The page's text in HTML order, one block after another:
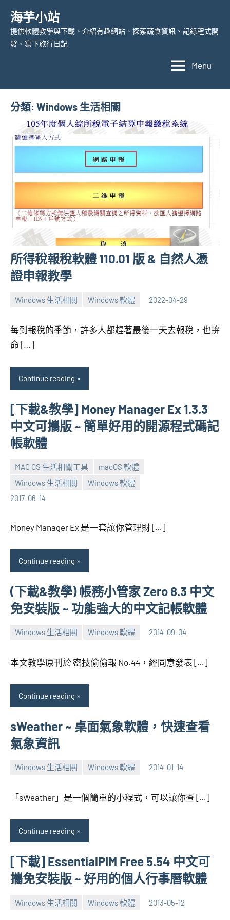
content
海芋小站
提供軟體教學與下載、介紹有趣網站、探索蔬食資訊、記錄程式開
發、寫下旅行日記
Menu
分類: Windows 生活相關
所得稅報稅軟體 110.01 版 & 自然人憑
證申報教學
Windows 生活相關 Windows 軟體 2022-04-29
芋
每到報稅的季節，許多人都趕著最後一天去報稅，也拚
命 […]
Continue reading
[下載&教學] Money Manager Ex 1.3.3
中文可攜版 ~ 簡單好用的開源程式碼記
帳軟體
MAC OS 生活相關工具
macOS 軟體
Windows 生活相關
Windows 軟體
2017-06-14
張
海
No
comments
Money Manager Ex 是一套讓你管理財 […]
Continue reading
(下載&教學) 帳務小管家 Zero 8.3 中文
免安裝版 ~ 功能強大的中文記帳軟體
Windows 生活相關 Windows 軟體 2014-09-04
芋
本文教學原刊於 密技偷偷報 No.44，經同意發表 […]
Continue reading
sWeather ~ 桌面氣象軟體，快速查看
氣象資訊
Windows 生活相關 Windows 軟體 2014-01-14
芋「sWeather」是一個簡單的小程式，可以讓你查 […]
Continue reading
[下載] EssentialPIM Free 5.54 中文可
攜免安裝版 ~ 好用的個人行事曆軟體
Windows 生活相關 Windows 軟體 2013-05-12